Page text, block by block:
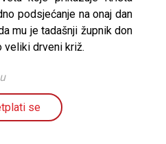
podsjećanje na onaj dan
mu je tadašnji župnik don
veliki drveni križ.
se